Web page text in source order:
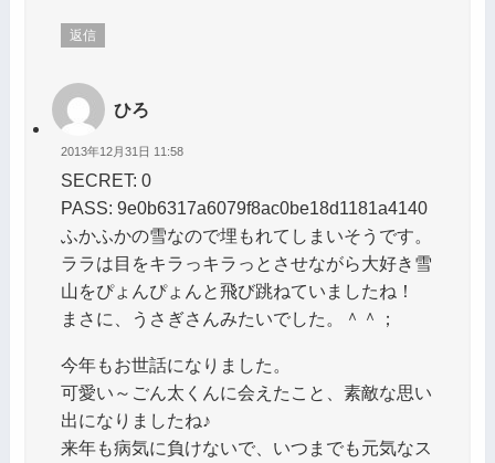
返信
ひろ
2013年12月31日 11:58
SECRET: 0
PASS: 9e0b6317a6079f8ac0be18d1181a4140
ふかふかの雪なので埋もれてしまいそうです。
ララは目をキラっキラっとさせながら大好き雪
山をぴょんぴょんと飛び跳ねていましたね！
まさに、うさぎさんみたいでした。＾＾；
今年もお世話になりました。
可愛い～ごん太くんに会えたこと、素敵な思い
出になりましたね♪
来年も病気に負けないで、いつまでも元気なス